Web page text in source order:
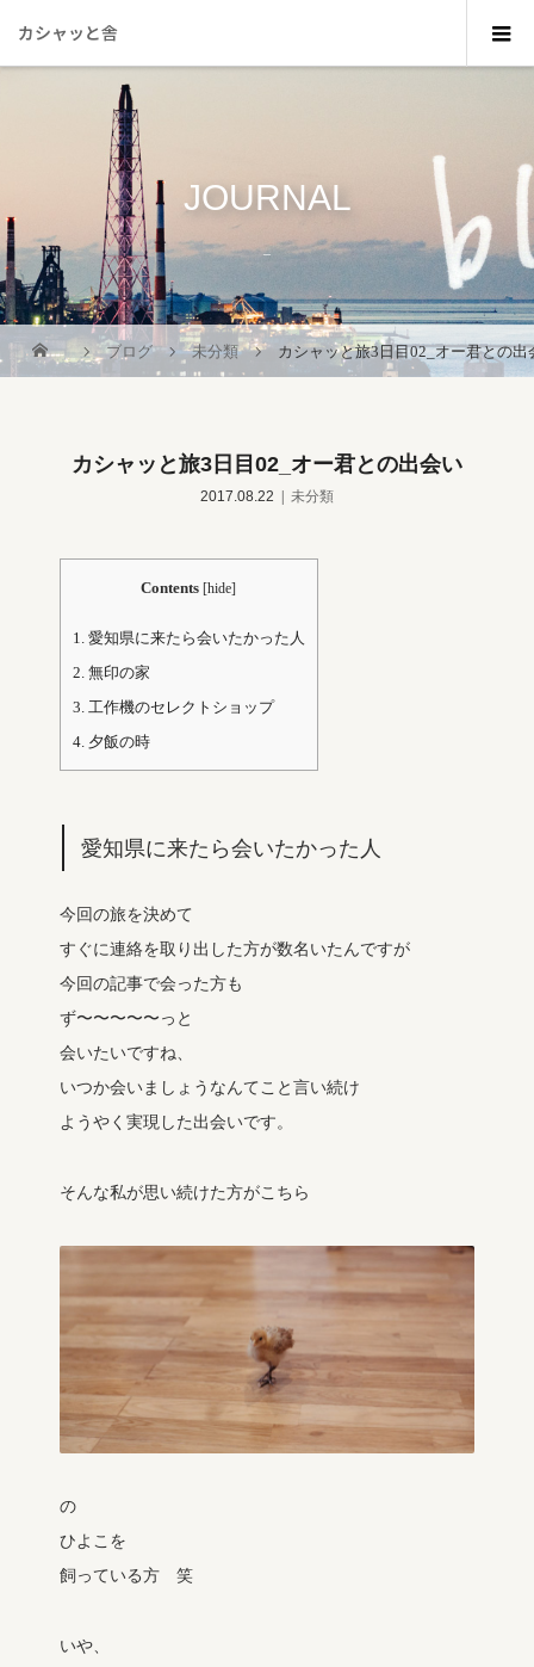
カシャッと舎
JOURNAL
_
ブログ 未分類 カシャッと旅3日目02_オー君との出
カシャッと旅3日目02_オー君との出会い
2017.08.22 未分類
Contents [hide]
1. 愛知県に来たら会いたかった人
2. 無印の家
3. 工作機のセレクトショップ
4. 夕飯の時
愛知県に来たら会いたかった人
今回の旅を決めて
すぐに連絡を取り出した方が数名いたんですが
今回の記事で会った方も
ず〜〜〜〜〜っと
会いたいですね、
いつか会いましょうなんてこと言い続け
ようやく実現した出会いです。
そんな私が思い続けた方がこちら
の
ひよこを
飼っている方 笑
いや、